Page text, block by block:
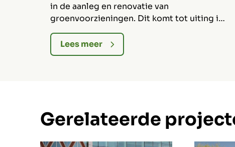
in de aanleg en renovatie van
groenvoorzieningen. Dit komt tot uiting in
zowel kleinere als meerjarige grote
projecten.
Lees meer
Gerelateerde